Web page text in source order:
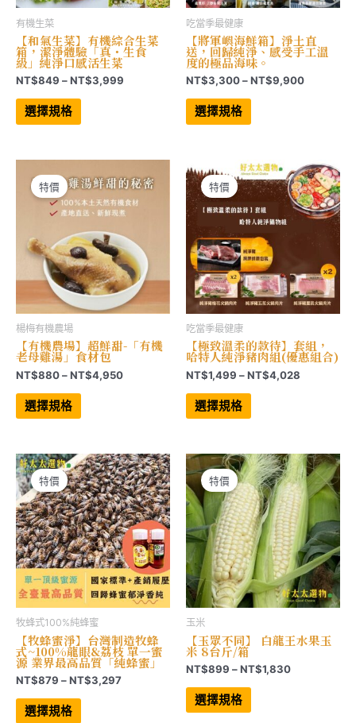
有機生菜
【和氣生菜】有機綜合生菜
箱，潔淨體驗「真・生食
級」純淨口感活生菜
NT$849 –NT$3,999
NT$3,999
選擇規格
此
品
款
式。
可
在
產
品
頁
面
選
擇
選
項
吃當季最健康
【將軍嶼海鮮箱】淨土直
送，回歸純淨、感受手工溫
度的極品海味。
NT$3,300–NT$9,900價
選擇規格
此
品
款
式。
可
在
產
品
面
選
擇
選
項
特價
楊梅有機農場
【有機農場】超鮮甜-「有機
老母雞湯」食材包
NT$880–NT$4,950價
NT$4,950
選擇規格
此
品
款
式。
可
在
產
品
頁
面
選
擇
選
項
特價
吃當季最健康
【極致溫柔的款待】套組，
哈特人純淨豬肉組(優惠組合)
NT$1,499 –NT$4,028
NT$4,028
選擇規格
此
品
款
式。
可
在
產
品
頁
面
選
擇
選
項
特價
牧蜂式100%純蜂蜜
【牧蜂蜜淨】台灣制造牧蜂
式~100%龍眼&荔枝 單一蜜
源 業界最高品質「純蜂蜜」
NT$879 –NT$3,297價
選擇規格
此
品
特價
玉米
【玉眾不同】 白龍王水果玉
米 8台斤/箱
NT$899 –NT$1,830價
選擇規格
此
品